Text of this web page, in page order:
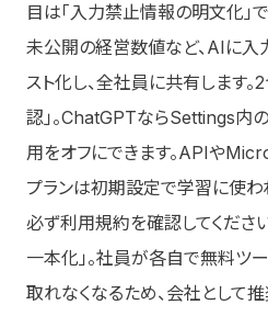
目は「入力禁止情報の明文化」
未公開の経営数値など、AIに入
スト化し、全社員に共有します
認」。ChatGPTならSettings
用をオフにできます。APIや
プランは初期設定で学習に使わ
必ず利用規約を確認してくださ
一本化」。社員が各自で無料ツ
取れなくなるため、会社として